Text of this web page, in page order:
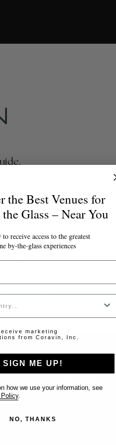
al bicchiere di
e la scoperta
il calice perfetto
COMPILI IL MODULO.
valido.
Informazioni su
Informazioni
the Best Venues for
Glass – Near You
receive access to the greatest
by-the-glass experiences
marketing
from Coravin, Inc.
SIGN ME UP!
how we use your information, see
NO, THANKS